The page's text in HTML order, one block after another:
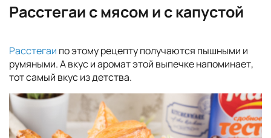
Расстегаи с мясом и с капустой
Расстегаи по этому рецепту получаются пышными и
румяными. А вкус и аромат этой выпечке напоминает,
тот самый вкус из детства.